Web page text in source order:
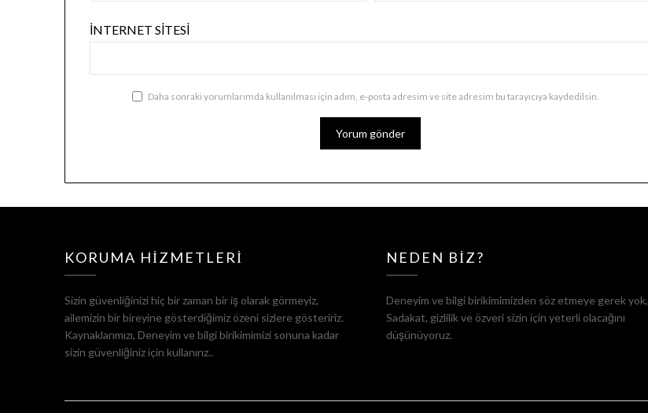
İNTERNET SITESI
Daha sonraki yorumlarımda kullanılması için adım, e-posta adresim ve site adresim bu tarayıcıya kaydedilsin.
KORUMA HIZMETLERI
Sizin güvenliğinizi hiç bir zaman bir iş olarak görmeyiz,
ailemizin bir bireyine gösterdiğimiz özeni sizlere gösteririz.
Kaynaklarımızı, Deneyim ve bilgi birikimimizi sonuna kadar
sizin güvenliğiniz için kullanırız..
NEDEN BIZ?
Deneyim ve bilgi birikimimizden söz etmeye gerek yok,
Sadakat, gizlilik ve özveri sizin için yeterli olacağını
düşünüyoruz.